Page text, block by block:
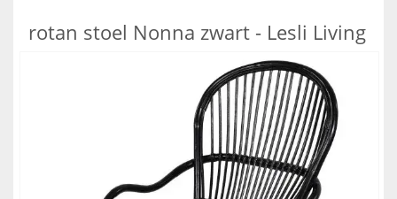
rotan stoel Nonna zwart - Lesli Living